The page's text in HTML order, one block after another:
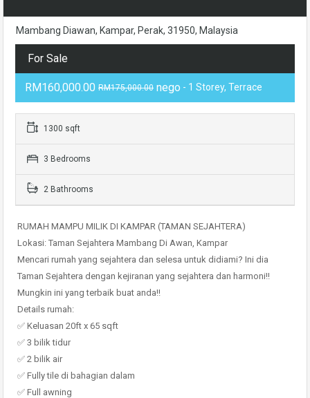
Mambang Diawan, Kampar, Perak, 31950, Malaysia
For Sale
RM160,000.00 RM175,000.00 nego - 1 Storey, Terrace
1300 sqft
3 Bedrooms
2 Bathrooms
RUMAH MAMPU MILIK DI KAMPAR (TAMAN SEJAHTERA)
Lokasi: Taman Sejahtera Mambang Di Awan, Kampar
Mencari rumah yang sejahtera dan selesa untuk didiami? Ini dia
Taman Sejahtera dengan kejiranan yang sejahtera dan harmoni!!
Mungkin ini yang terbaik buat anda!!
Details rumah:
✅ Keluasan 20ft x 65 sqft
✅ 3 bilik tidur
✅ 2 bilik air
✅ Fully tile di bahagian dalam
✅ Full awning